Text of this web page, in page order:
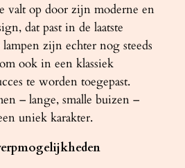
valt op door zijn moderne en
dat past in de laatste
zijn echter nog steeds
ook in een klassiek
te worden toegepast.
– lange, smalle buizen –
uniek karakter.